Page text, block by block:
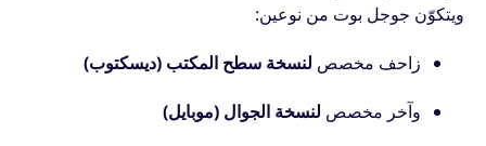
ويتكوّن جوجل بوت من نوعين:
زاحف مخصص لنسخة سطح المكتب (ديسكتوب)
وآخر مخصص لنسخة الجوال (موبايل)